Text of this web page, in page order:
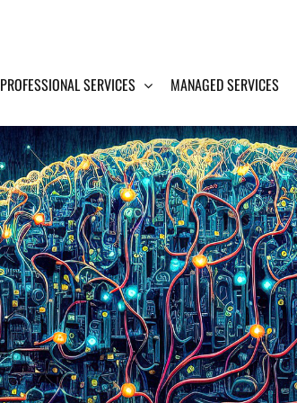
PROFESSIONAL SERVICES MANAGED SERVICES